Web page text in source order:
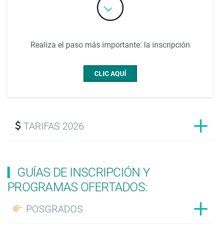
Realiza el paso más importante: la inscripción
CLIC AQUÍ
TARIFAS 2026
GUÍAS DE INSCRIPCIÓN Y
PROGRAMAS OFERTADOS:
POSGRADOS